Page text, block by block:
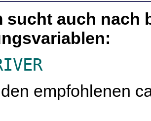
sucht auch nach
empfohlenen